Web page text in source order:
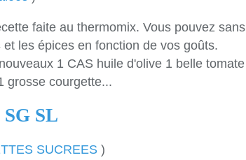
faite au thermomix. Vous pouvez sans
les épices en fonction de vos goûts.
1 CAS huile d'olive 1 belle tomate
grosse courgette...
SL
SUCREES )